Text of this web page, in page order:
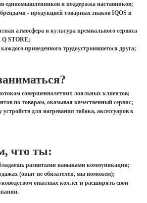
единомышленников и поддержка наставников;
- продукцией товарных знаков IQOS и
атмосфера и культура премиального сервиса
Q STORE;
приведенного трудоустроившегося друга;
совершеннолетних лояльных клиентов;
по товарам, оказывая качественный сервис;
для нагревания табака, аксессуаров к
что ты:
развитыми навыками коммуникации;
(опыт не обязателен, мы поможем);
опытных коллег и расширять свои